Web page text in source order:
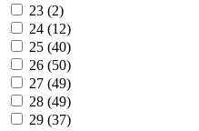
23 (2)
24 (12)
25 (40)
26 (50)
27 (49)
28 (49)
29 (37)